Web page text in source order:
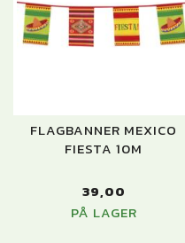
FLAGBANNER MEXICO
FIESTA 10M
39,00
PÅ LAGER